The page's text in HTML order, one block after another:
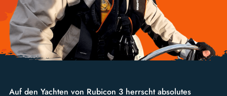
Auf den Yachten von Rubicon 3 herrscht absolutes